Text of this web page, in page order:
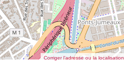
Corriger l’adresse ou la localisation